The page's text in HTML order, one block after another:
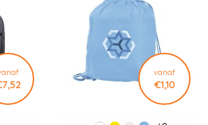
vanaf
€1,10